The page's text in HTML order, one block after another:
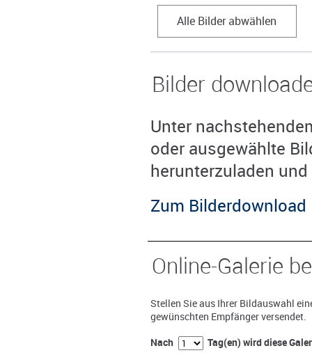
Alle Bilder abwählen
Bilder
Unter
oder ausgewählte
herunterzuladen
Zum Bilderdownload
Online-Galerie
Stellen Sie aus Ihrer Bildauswahl
gewünschten Empfänger versendet.
Nach
Tag(en) wird diese